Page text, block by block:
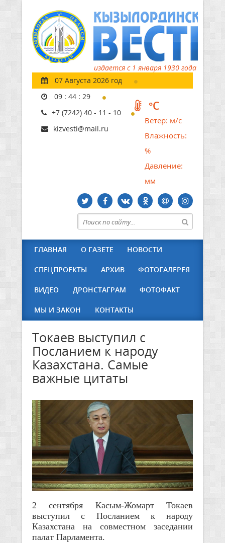
издается с 1 января 1930 года
07 Августа 2026 год
09 : 44 : 30
+7 (7242) 40 - 11 - 10
kizvesti@mail.ru
°C
Ветер: м/с
Влажность:
%
Давление:
мм
ГЛАВНАЯ О ГАЗЕТЕ НОВОСТИ
СПЕЦПРОЕКТЫ АРХИВ ФОТОГАЛЕРЕЯ
ВИДЕО ДРОНСТАГРАМ ФОТОФАКТ
МЫ И ЗАКОН КОНТАКТЫ
Токаев выступил с
Посланием к народу
Казахстана. Самые
важные цитаты
2 сентября Касым-Жомарт Токаев
выступил с Посланием к народу
Казахстана на совместном заседании
палат Парламента.